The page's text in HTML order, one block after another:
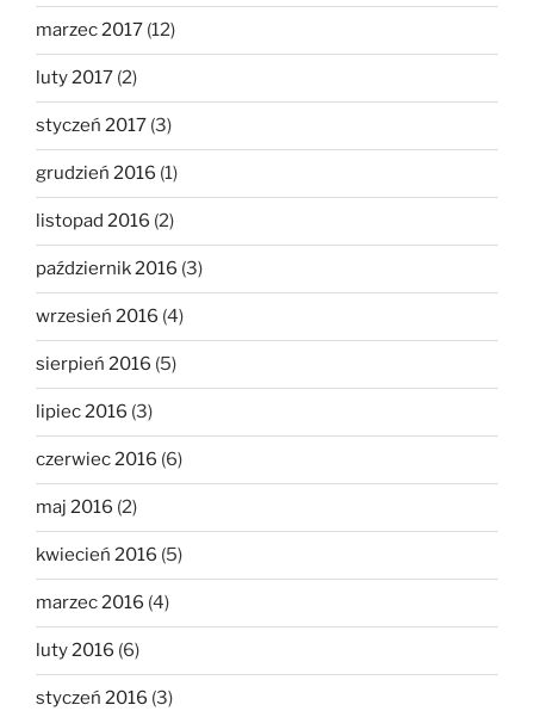
marzec 2017 (12)
luty 2017 (2)
styczeń 2017 (3)
grudzień 2016 (1)
listopad 2016 (2)
październik 2016 (3)
wrzesień 2016 (4)
sierpień 2016 (5)
lipiec 2016 (3)
czerwiec 2016 (6)
maj 2016 (2)
kwiecień 2016 (5)
marzec 2016 (4)
luty 2016 (6)
styczeń 2016 (3)